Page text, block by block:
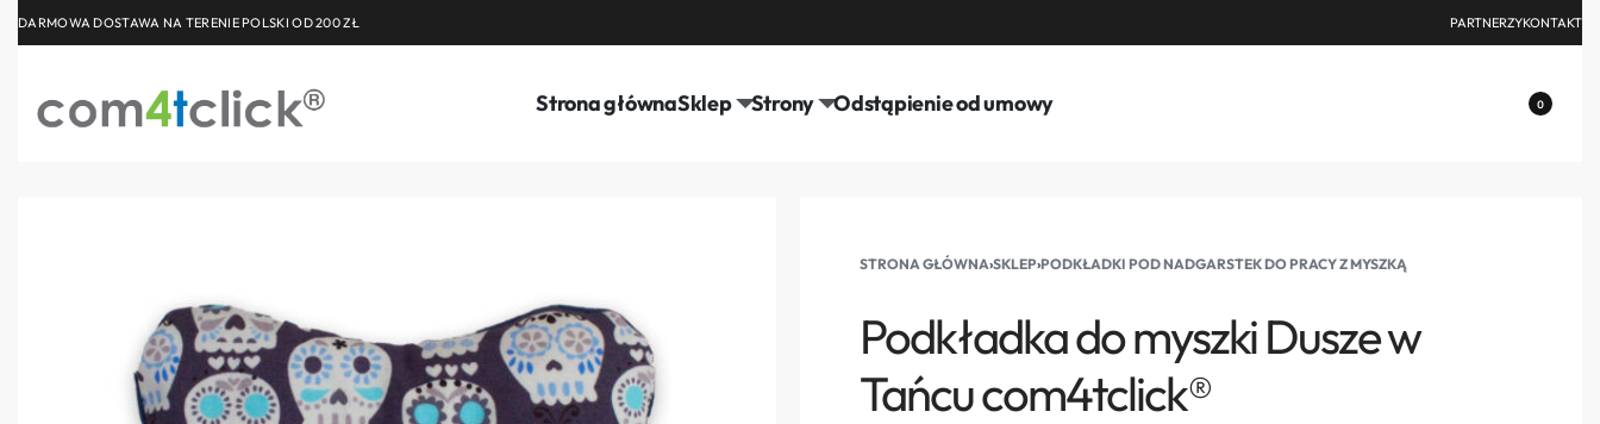
DARMOWA DOSTAWA NA TERENIE POLSKI OD 200 ZŁ PARTNERZYKONTAKT
Strona głównaSklep Strony Odstąpienie od umowy 0
STRONA GŁÓWNA›SKLEP›PODKŁADKI POD NADGARSTEK DO PRACY Z MYSZKĄ
Podkładka do myszki Dusze w
Tańcu com4tclick®